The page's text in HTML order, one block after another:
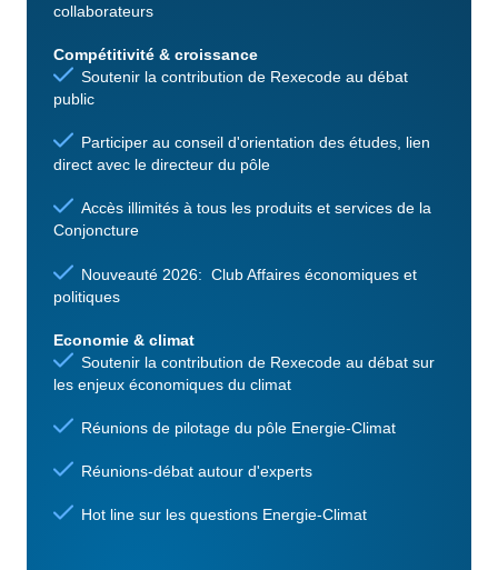
collaborateurs
Compétitivité & croissance
Soutenir la contribution de Rexecode au débat
public
Participer au conseil d'orientation des études, lien
direct avec le directeur du pôle
Accès illimités à tous les produits et services de la
Conjoncture
Nouveauté 2026: Club Affaires économiques et
politiques
Economie & climat
Soutenir la contribution de Rexecode au débat sur
les enjeux économiques du climat
Réunions de pilotage du pôle Energie-Climat
Réunions-débat autour d'experts
Hot line sur les questions Energie-Climat